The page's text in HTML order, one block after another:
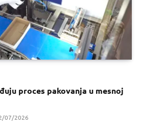
proces pakovanja u mesnoj
07/2026